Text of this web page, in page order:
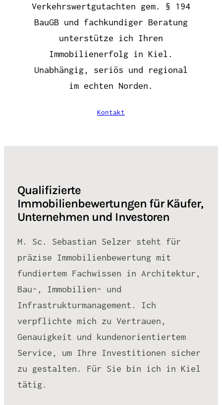
Verkehrswertgutachten gem. § 194
BauGB und fachkundiger Beratung
unterstütze ich Ihren
Immobilienerfolg in Kiel.
Unabhängig, seriös und regional
im echten Norden.
Kontakt
Qualifizierte
Immobilienbewertungen für Käufer,
Unternehmen und Investoren
M. Sc. Sebastian Selzer steht für
präzise Immobilienbewertung mit
fundiertem Fachwissen in Architektur,
Bau-, Immobilien- und
Infrastrukturmanagement. Ich
verpflichte mich zu Vertrauen,
Genauigkeit und kundenorientiertem
Service, um Ihre Investitionen sicher
zu gestalten. Für Sie bin ich in Kiel
tätig.